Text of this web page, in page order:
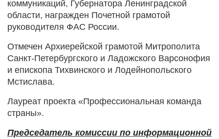
коммуникаций, Губернатора Ленинградской
области, награжден Почетной грамотой
руководителя ФАС России.
Отмечен Архиерейской грамотой Митрополита
Санкт-Петербургского и Ладожского Варсонофия
и епископа Тихвинского и Лодейнопольского
Мстислава.
Лауреат проекта «Профессиональная команда
страны».
Председатель комиссии по информационной